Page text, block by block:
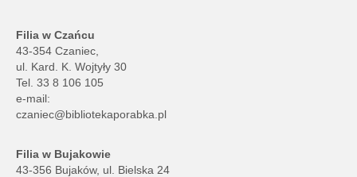
Filia w Czańcu
43-354 Czaniec,
ul. Kard. K. Wojtyły 30
Tel. 33 8 106 105
e-mail:
czaniec@bibliotekaporabka.pl
Filia w Bujakowie
43-356 Bujaków, ul. Bielska 24